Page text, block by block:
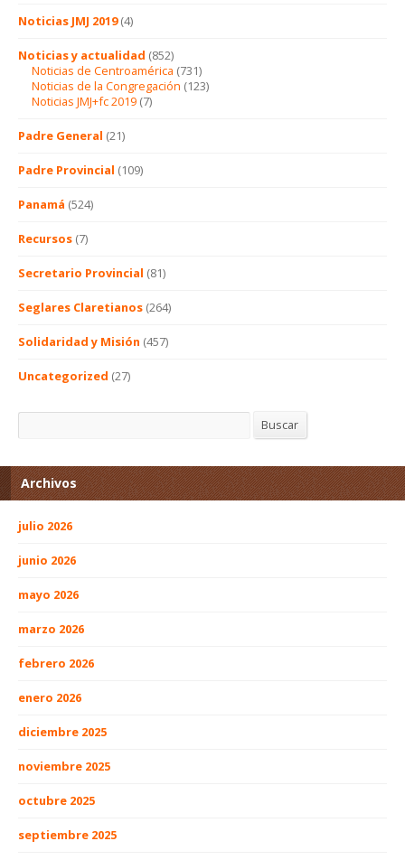
Noticias JMJ 2019(4)
Noticias y actualidad (852)
Noticias de Centroamérica (731)
Noticias de la Congregación (123)
Noticias JMJ+fc 2019 (7)
Padre General (21)
Padre Provincial (109)
Panamá (524)
Recursos (7)
Secretario Provincial (81)
Seglares Claretianos (264)
Solidaridad y Misión (457)
Uncategorized (27)
Buscar
Archivos
julio 2026
junio 2026
mayo 2026
marzo 2026
febrero 2026
enero 2026
diciembre 2025
noviembre 2025
octubre 2025
septiembre 2025